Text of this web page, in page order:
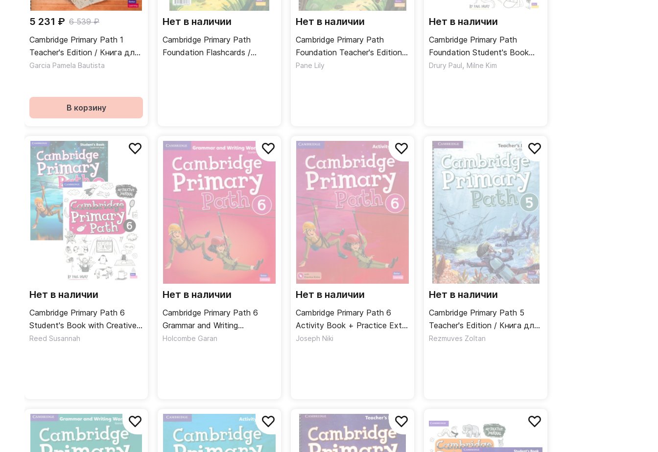
5 231 ₽ 6 539 ₽
Cambridge Primary Path 1
Teacher's Edition / Книга для
учителя
Garcia Pamela Bautista
В корзину
Нет в наличии
Cambridge Primary Path
Foundation Flashcards /
Нет в наличии
Cambridge Primary Path
Foundation Teacher's Edition /
Книга для учителя
Pane Lily
Нет в наличии
Cambridge Primary Path
Foundation Student's Book
with Creative Journal /
Drury Paul, Milne Kim
Нет в наличии
Cambridge Primary Path 6
Student's Book with Creative
Journal / Учебник
Reed Susannah
Нет в наличии
Cambridge Primary Path 6
Grammar and Writing
Workbook / Упражнения по
Holcombe Garan
Нет в наличии
Cambridge Primary Path 6
Activity Book + Practice Extra
/ Рабочая тетрадь + онлайн-
Joseph Niki
Нет в наличии
Cambridge Primary Path 5
Teacher's Edition / Книга для
учителя
Rezmuves Zoltan